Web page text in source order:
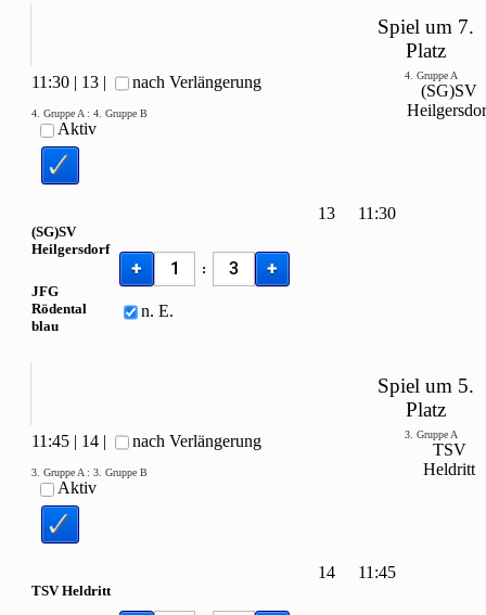
Spiel um 7.
Platz
11:30 | 13 | nach Verlängerung
4. Gruppe A : 4. Gruppe B
Aktiv
(SG)SV
Heilgersdorf
JFG
Rödental
blau
+ : +
n. E.
13 11:30
4. Gruppe A
(SG)SV
Spiel um 5.
Platz
11:45 | 14 | nach Verlängerung
3. Gruppe A : 3. Gruppe B
Aktiv
TSV Heldritt
14 11:45
3. Gruppe A
TSV
Heldritt